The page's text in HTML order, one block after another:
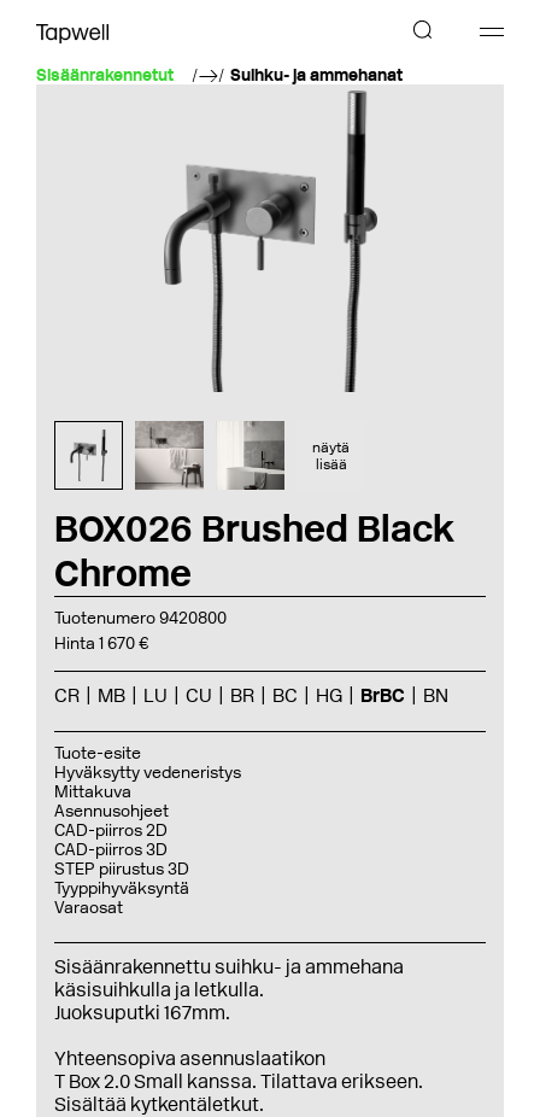
Sisäänrakennetut Suihku- ja ammehanat
BOX026 Brushed Black
Chrome
Tuotenumero 9420800
Hinta 1 670 €
CR MB LU CU BR BC HG BrBC BN
Tuote-esite
Hyväksytty vedeneristys
Mittakuva
Asennusohjeet
CAD-piirros 2D
CAD-piirros 3D
STEP piirustus 3D
Tyyppihyväksyntä
Varaosat
Sisäänrakennettu suihku- ja ammehana
käsisuihkulla ja letkulla.
Juoksuputki 167mm.
Yhteensopiva asennuslaatikon
T Box 2.0 Small kanssa. Tilattava erikseen.
Sisältää kytkentäletkut.
näytä
lisää